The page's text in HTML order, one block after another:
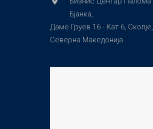
Бјанка,
Даме Груев 16 - Кат 6, Скопје,
Северна Македонија